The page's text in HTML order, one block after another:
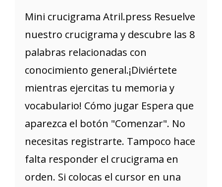
Mini crucigrama Atril.press Resuelve
nuestro crucigrama y descubre las 8
palabras relacionadas con
conocimiento general.¡Diviértete
mientras ejercitas tu memoria y
vocabulario! Cómo jugar Espera que
aparezca el botón "Comenzar". No
necesitas registrarte. Tampoco hace
falta responder el crucigrama en
orden. Si colocas el cursor en una